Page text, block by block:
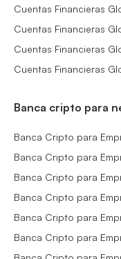
Cuentas Financieras
Cuentas Financieras
Cuentas Financieras
Cuentas Financieras
Banca cripto para
Banca Cripto para
Banca Cripto para
Banca Cripto para
Banca Cripto para
Banca Cripto para
Banca Cripto para